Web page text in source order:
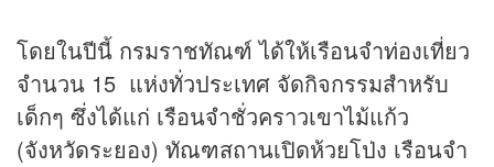
โดยในปีนี้ กรมราชทัณฑ์ ได้ให้เรือนจำท่องเที่ยว
จำนวน 15 แห่งทั่วประเทศ จัดกิจกรรมสำหรับ
เด็กๆ ซึ่งได้แก่ เรือนจำชั่วคราวเขาไม้แก้ว
(จังหวัดระยอง) ทัณฑสถานเปิดห้วยโป่ง เรือนจำ